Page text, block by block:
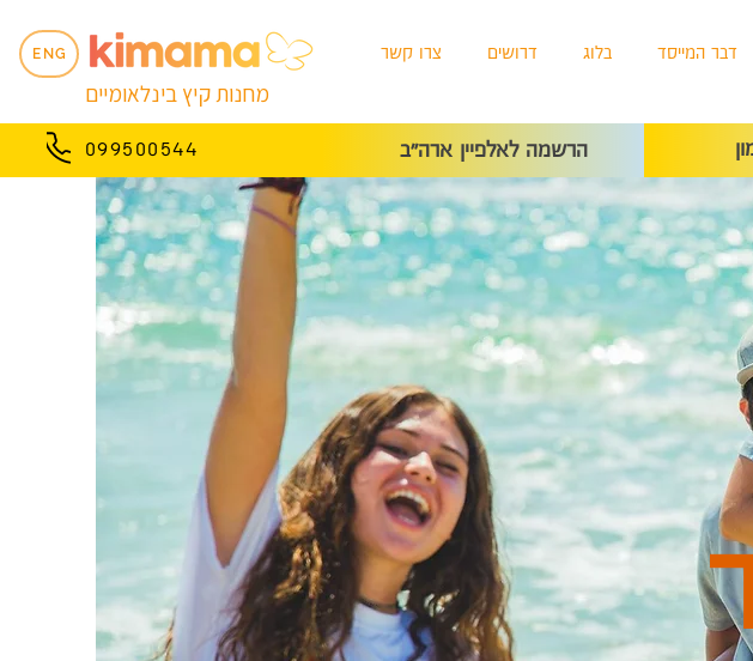
ENG
מחנות קיץ בינלאומיים
דבר המייסד בלוג דרושים צרו קשר
099500544 הרשמה לאלפיין ארה״ב